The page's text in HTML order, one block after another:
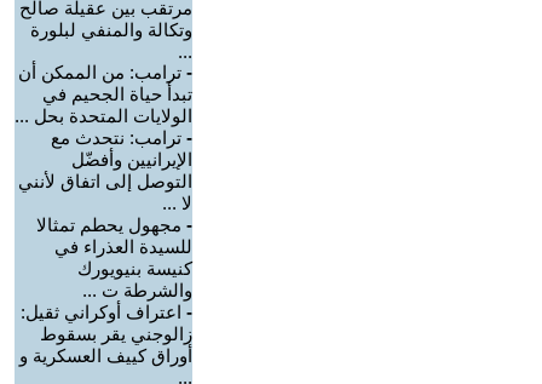
مرتقب بين عقيلة صالح
وتكالة والمنفي لبلورة
...
- ترامب: من الممكن أن
تبدأ حياة الجحيم في
الولايات المتحدة بحل ...
- ترامب: نتحدث مع
الإيرانيين وأفضّل
التوصل إلى اتفاق لأنني
لا ...
- مجهول يحطم تمثالا
للسيدة العذراء في
كنيسة بنيويورك
والشرطة ت ...
- اعتراف أوكراني ثقيل:
زالوجني يقر بسقوط
أوراق كييف العسكرية و
...